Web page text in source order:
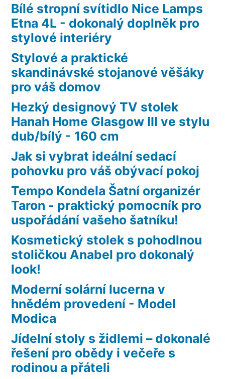
Bílé stropní svítidlo Nice Lamps
Etna 4L - dokonalý doplněk pro
stylové interiéry
Stylové a praktické
skandinávské stojanové věšáky
pro váš domov
Hezký designový TV stolek
Hanah Home Glasgow III ve stylu
dub/bílý - 160 cm
Jak si vybrat ideální sedací
pohovku pro váš obývací pokoj
Tempo Kondela Šatní organizér
Taron - praktický pomocník pro
uspořádání vašeho šatníku!
Kosmetický stolek s pohodlnou
stoličkou Anabel pro dokonalý
look!
Moderní solární lucerna v
hnědém provedení - Model
Modica
Jídelní stoly s židlemi – dokonalé
řešení pro obědy i večeře s
rodinou a přáteli